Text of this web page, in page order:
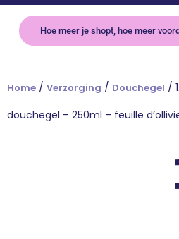
Hoe meer je shopt, hoe meer
Home / Verzorging / Douchegel /
douchegel – 250ml – feuille